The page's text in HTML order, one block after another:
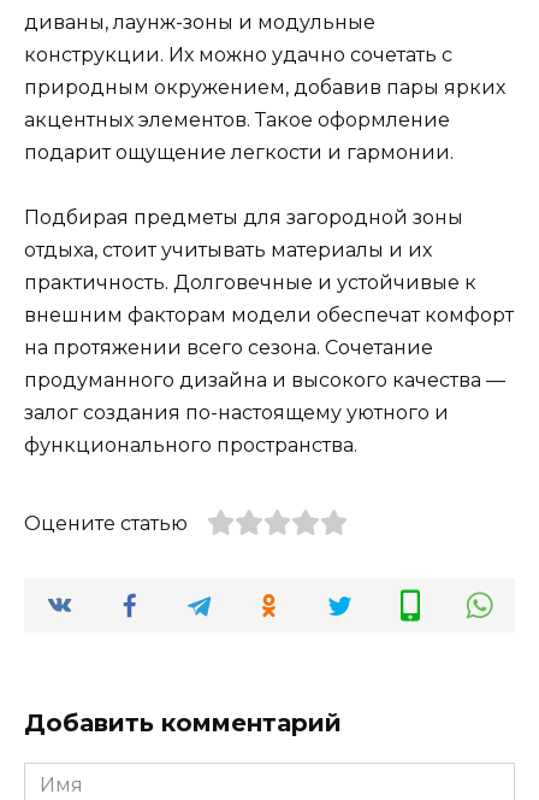
диваны, лаунж-зоны и модульные
конструкции. Их можно удачно сочетать с
природным окружением, добавив пары ярких
акцентных элементов. Такое оформление
подарит ощущение легкости и гармонии.
Подбирая предметы для загородной зоны
отдыха, стоит учитывать материалы и их
практичность. Долговечные и устойчивые к
внешним факторам модели обеспечат комфорт
на протяжении всего сезона. Сочетание
продуманного дизайна и высокого качества —
залог создания по-настоящему уютного и
функционального пространства.
Оцените статью
Добавить комментарий
Имя